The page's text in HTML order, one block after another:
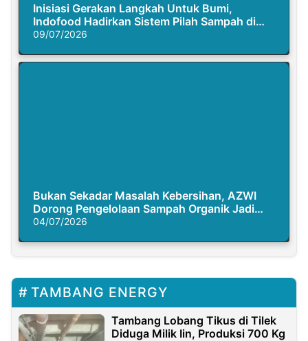
Inisiasi Gerakan Langkah Untuk Bumi,
Indofood Hadirkan Sistem Pilah Sampah di
Semasa Piknik
09/07/2026
Bukan Sekadar Masalah Kebersihan, AZWI
Dorong Pengelolaan Sampah Organik Jadi
Solusi Krisis Iklim
04/07/2026
TAMBANG ENERGY
Tambang Lobang Tikus di Tilek
Diduga Milik Iin, Produksi 700 Kg